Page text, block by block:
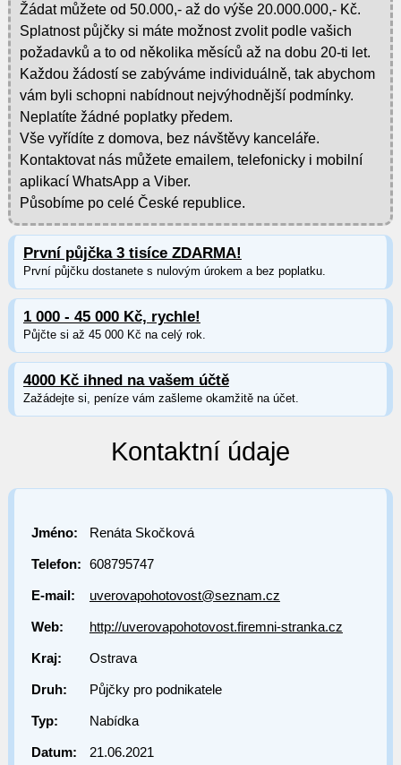
Žádat můžete od 50.000,- až do výše 20.000.000,- Kč.
Splatnost půjčky si máte možnost zvolit podle vašich
požadavků a to od několika měsíců až na dobu 20-ti let.
Každou žádostí se zabýváme individuálně, tak abychom
vám byli schopni nabídnout nejvýhodnější podmínky.
Neplatíte žádné poplatky předem.
Vše vyřídíte z domova, bez návštěvy kanceláře.
Kontaktovat nás můžete emailem, telefonicky i mobilní
aplikací WhatsApp a Viber.
Působíme po celé České republice.
První půjčka 3 tisíce ZDARMA!
První půjčku dostanete s nulovým úrokem a bez poplatku.
1 000 - 45 000 Kč, rychle!
Půjčte si až 45 000 Kč na celý rok.
4000 Kč ihned na vašem účtě
Zažádejte si, peníze vám zašleme okamžitě na účet.
Kontaktní údaje
Jméno: Renáta Skočková
Telefon: 608795747
E-mail: uverovapohotovost@seznam.cz
Web: http://uverovapohotovost.firemni-stranka.cz
Kraj: Ostrava
Druh: Půjčky pro podnikatele
Typ: Nabídka
Datum: 21.06.2021